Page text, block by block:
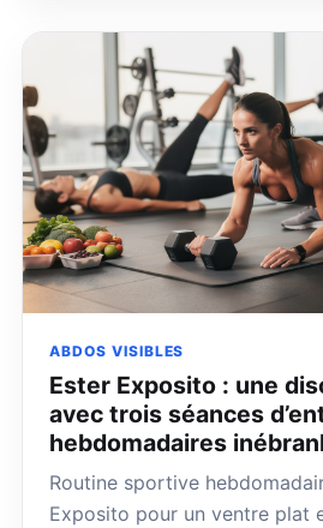
ABDOS VISIBLES
Ester Exposito : une
avec trois séances
hebdomadaires
Routine sportive
Exposito pour un ventre plat